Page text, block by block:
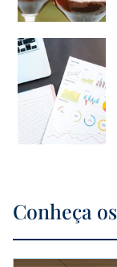
Conheça